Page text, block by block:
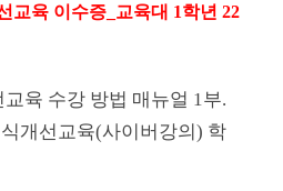
교육 이수증 _교육대 1학년 22
육 수강 방법 매뉴얼 1부.